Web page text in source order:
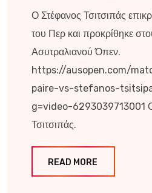
Ο Στέφανος Τσιτσιπάς
του Περ και προκρίθηκε
Ασυτραλιανού Όπεν.
https://ausopen.com/
paire-vs-stefanos-
g=video-6293039713001
Τσιτσιπάς.
READ MORE